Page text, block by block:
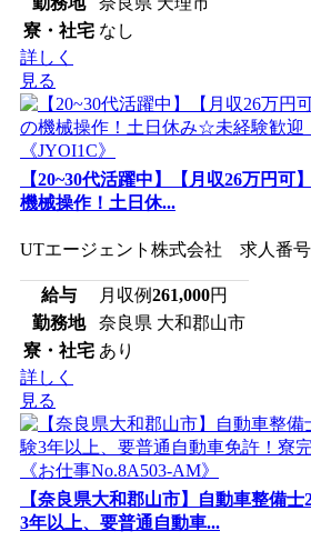
寮・社宅 なし
詳しく
見る
【20~30代活躍中】【月収26万円可
機械操作！土日休...
UTエージェント株式会社 求人番号
給与 月収例261,000円
勤務地
奈良県 大和郡山市
寮・社宅 あり
詳しく
見る
【奈良県大和郡山市】自動車整備
3年以上、要普通自動車...